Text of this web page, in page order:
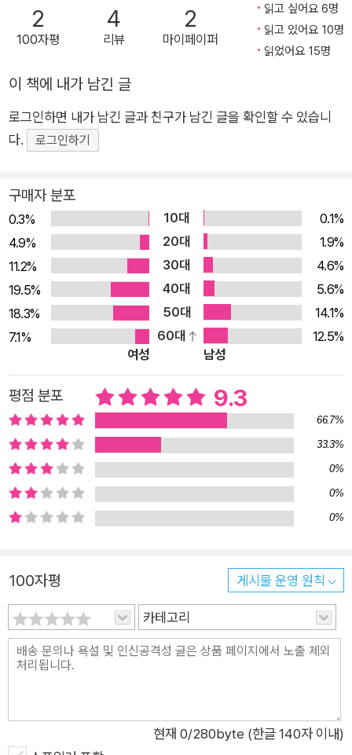
것은 한국시의 저력을 보여주는 동시에 이 땅에서 당당하고 떳떳
한 삶을 갈망해온 존재들의 힘을 증명한다.”(송종원, 「여는 글」)
가 녹아 있다. 창비시선의 시작을 알린 『농무』(신경림)의 수록작
「그 여름」에서 따온 제목부터 그러한데, 이는 유미주의에 매몰되
거나 개인에 침잠하기보다 더 나은 세상을 함께 꿈꿔온 창비시선
의 정신을 표방했다. 창비시선은 현실과 맞닿은 주제와 생생한 시
사람’의 현실을 그려낸 시집들로 열렬한 인기를 이끌어냈다. 시대
와 공명하며 함께 맞서 싸우는 동시에 나날이 미학적 갱신을 이루
어냄으로써 ‘민중성’과 ‘문학성’을 동시에 추구해온 것이 창비시
선의 역사라 할 수 있다. 특히 암담하고 비관이 가득한 시기마다
새로운 세계의 가능성을 제시하며 독자와 함께 호흡해온 것은 창
비시선의 자랑이자 긍지다. 이러한 독자들의 호응 덕분에 창비시
선은 비약적인 성장을 거듭해왔다. 1970년대 1년 다섯권 남짓 출
간되던 창비시선은 2010년대 평균 열네권 출간을 넘어섰다. 시
집의 시장 주목도가 떨어진 2010년대 이후에도 『울고 들어온 너
에게』 『온』 『여름 언덕에서 배운 것』 『사랑을 위한 되풀이』 『슬픔
이 택배로 왔다』 『일하고 일하고 사랑을 하고』 등 독자의 호응을
얻는 시집을 꾸준히 펴냄으로써 창비시선의 사회적·문학적 가치
를 증명하고 있다. 물론 양적인 성장이 전부가 아니다. 창비시선
이 지향하는 가치 또한 나날이 다채로워지며 그 몸피를 불려나가
는 중이다. 노동·지역·통일 문제를 넘어 이제는 더욱 폭넓게 차별
내고 있다. 서정 또한 한층 웅숭깊어졌으며, 다양한 개성과 색다
른 감동을 선보이고 있다. 『한 사람의 노래가 온 거리에 노래를』
은 이처럼 권위와 전통을 자랑하는 창비시선의 시를 한국시단을
대표하는 시인들이 가려 뽑은 시선집이다. ‘사람의 시’를 모은다
면 이보다 뛰어난 시선집이 있을 수 있을까. 시가 소외되고, 아름
2
100자평
4
리뷰
2
마이페이퍼
읽고 싶어요 6명
읽고 있어요 10명
읽었어요 15명
이 책에 내가 남긴 글
로그인하면 내가 남긴 글과 친구가 남긴 글을 확인할 수 있습니
다.
로그인하기
구매자 분포
0.3% 10대
0.1%
4.9%
20대
1.9%
11.2%
30대
4.6%
19.5%
40대
5.6%
18.3%
50대
14.1%
7.1%
60대
12.5%
여성
남성
평점 분포 9.3
66.7%
33.3%
0%
0%
0%
100자평 게시물 운영 원칙
카테고리
현재 0/280byte (한글 140자 이내)